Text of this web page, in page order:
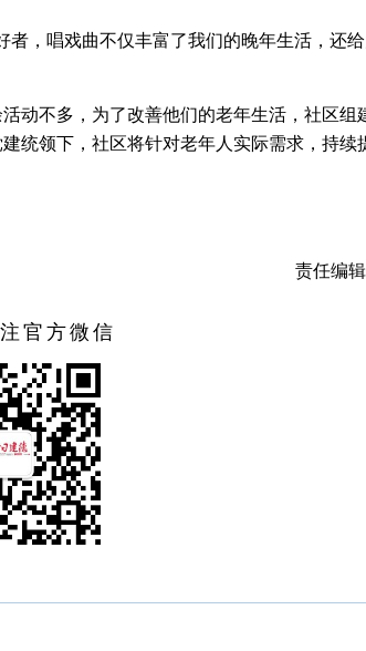
，唱戏曲不仅丰富了我们的晚年生活，还
动不多，为了改善他们的老年生活，社区组
统领下，社区将针对老年人实际需求，持续
责任编
官方微信